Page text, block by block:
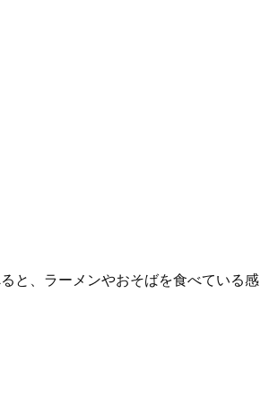
と、ラーメンやおそばを食べている感